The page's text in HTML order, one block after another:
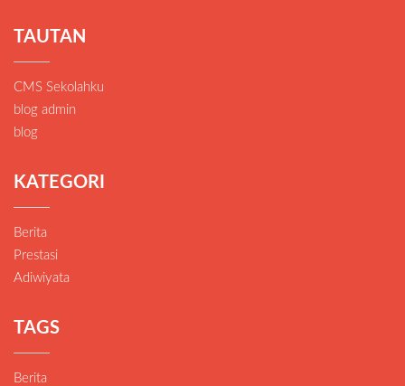
TAUTAN
CMS Sekolahku
blog admin
blog
KATEGORI
Berita
Prestasi
Adiwiyata
TAGS
Berita